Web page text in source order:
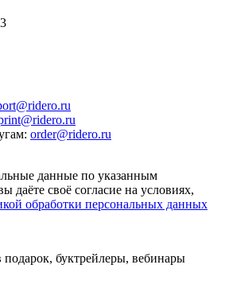
: order@ridero.ru
данные по указанным
даёте своё согласие на условиях,
обработки персональных данных
буктрейлеры, вебинары